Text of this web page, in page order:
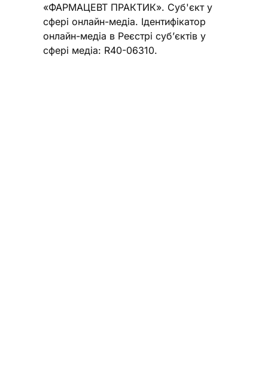
«ФАРМАЦЕВТ ПРАКТИК». Cуб'єкт у
сфері онлайн-медіа. Ідентифікатор
онлайн-медіа в Реєстрі суб’єктів у
сфері медіа: R40-06310.